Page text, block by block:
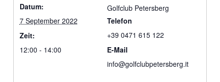
Datum:
7 September 2022
Zeit:
12:00 - 14:00
Golfclub Petersberg
Telefon
+39 0471 615 122
E-Mail
info@golfclubpetersberg.it